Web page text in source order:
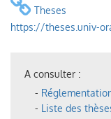
Theses
https://theses.univ-
A consulter :
-
- Liste des